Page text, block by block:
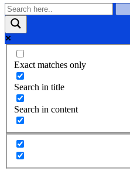
Exact matches only
Search in title
Search in content